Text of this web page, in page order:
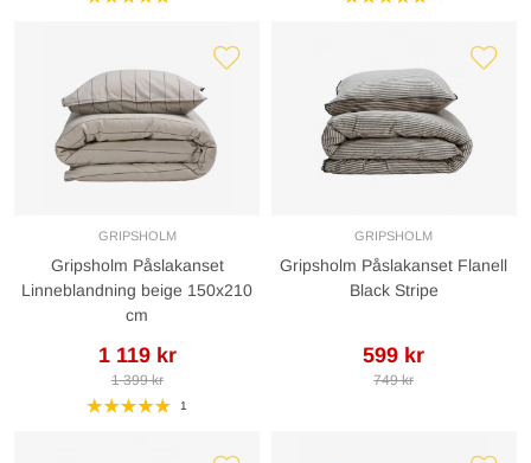
GRIPSHOLM
Gripsholm Påslakanset
Linneblandning beige 150x210
cm
1 119 kr
1 399 kr
1
GRIPSHOLM
Gripsholm Påslakanset Flanell
Black Stripe
599 kr
749 kr